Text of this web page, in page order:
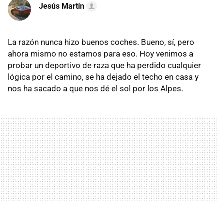
Jesús Martín
La razón nunca hizo buenos coches. Bueno, sí, pero
ahora mismo no estamos para eso. Hoy venimos a
probar un deportivo de raza que ha perdido cualquier
lógica por el camino, se ha dejado el techo en casa y
nos ha sacado a que nos dé el sol por los Alpes.